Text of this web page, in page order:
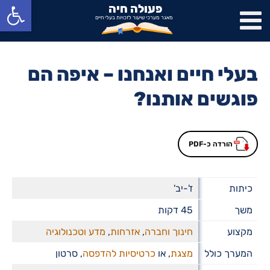
פתח סרגל נגישות פעולה חיה
מאגר מערכי שיעור לזכויות בעלי חיים
בעלי חיים ואנחנו – איפה הם
פוגשים אותנו?
הורדה כ-PDF
כיתות
ז'-יב'
משך
45 דקות
מקצוע
חינוך וחברה, אזרחות, מדע וטכנולוגיה
המערך כולל
מצגת, או כרטיסיות להדפסה, סרטון